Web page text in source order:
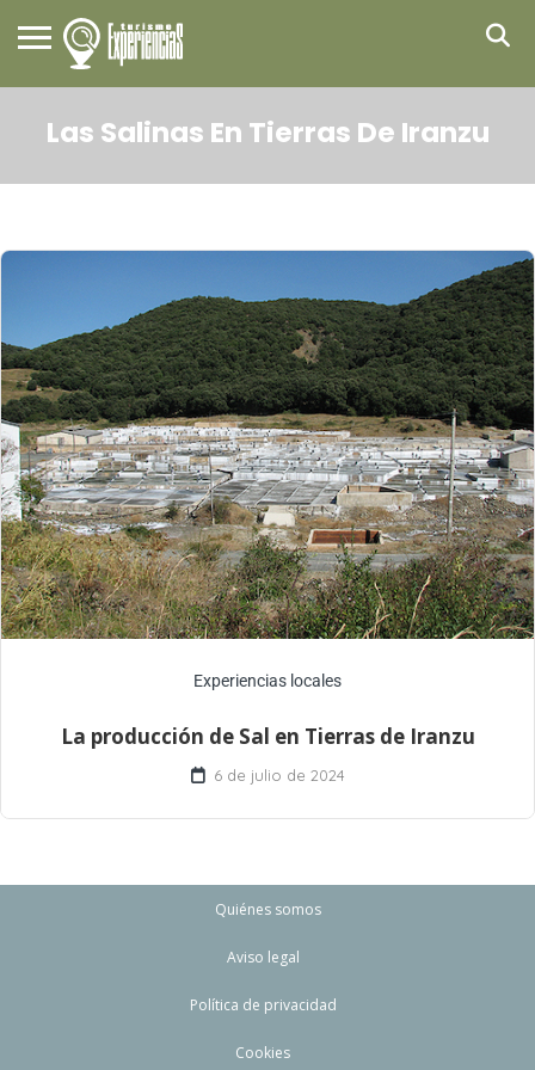
Las Salinas En Tierras De Iranzu
Experiencias locales
La producción de Sal en Tierras de Iranzu
6 de julio de 2024
Quiénes somos
Aviso legal
Política de privacidad
Cookies